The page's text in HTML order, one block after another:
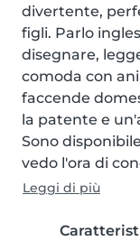
divertente,
figli. Parlo
disegnare,
comoda con
faccende
la patente e
Sono
vedo l'ora di
Leggi di più